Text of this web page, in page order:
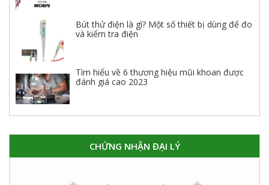
Bút thử điện là gì? Một số thiết bị dùng để đo
và kiểm tra điện
Tìm hiểu về 6 thương hiệu mũi khoan được
đánh giá cao 2023
CHỨNG NHẬN ĐẠI LÝ